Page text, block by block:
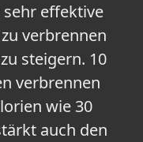
sehr effektive
verbrennen
steigern. 10
verbrennen
wie 30
auch den